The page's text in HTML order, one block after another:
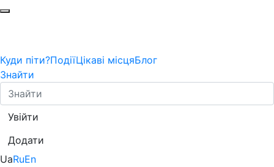
Куди піти?ПодіїЦікаві місцяБлог
Знайти
Увійти
Додати
UaRuEn